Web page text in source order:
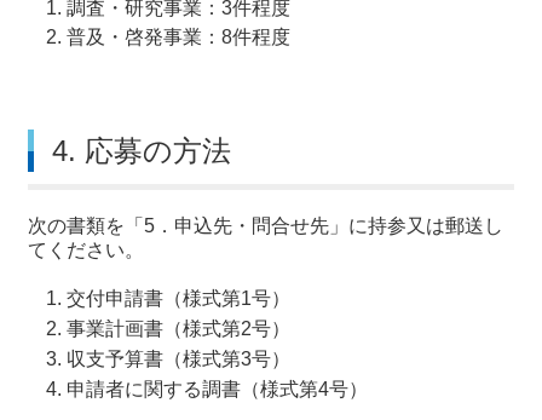
調査・研究事業：3件程度
普及・啓発事業：8件程度
4. 応募の方法
次の書類を「5．申込先・問合せ先」に持参又は郵送し
てください。
交付申請書（様式第1号）
事業計画書（様式第2号）
収支予算書（様式第3号）
申請者に関する調書（様式第4号）